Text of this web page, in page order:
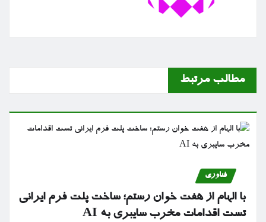
مطالب مرتبط
فناوری
با الهام از هفت خوان رستم؛ ساخت پلت فرم ایرانی
تست اقدامات مخرب سایبری به AI